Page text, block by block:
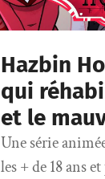
Hazbin
qui
et le
Une série
les + de 18 ans